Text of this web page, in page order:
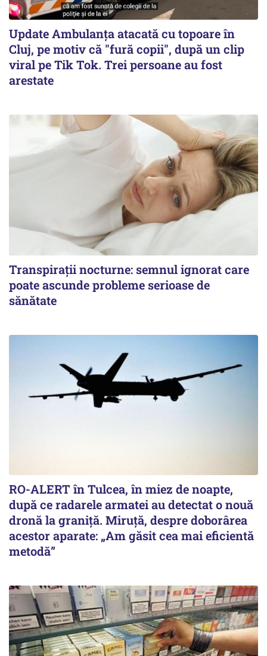
Update Ambulanța atacată cu topoare în
Cluj, pe motiv că "fură copii", după un clip
viral pe Tik Tok. Trei persoane au fost
arestate
Transpirații nocturne: semnul ignorat care
poate ascunde probleme serioase de
sănătate
RO-ALERT în Tulcea, în miez de noapte,
după ce radarele armatei au detectat o nouă
dronă la graniță. Miruță, despre doborârea
acestor aparate: „Am găsit cea mai eficientă
metodă”